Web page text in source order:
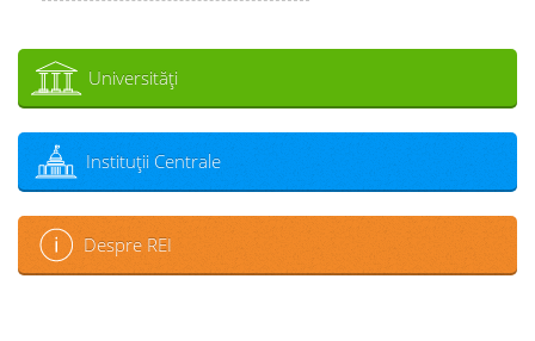
Universităţi
Instituţii Centrale
Despre REI